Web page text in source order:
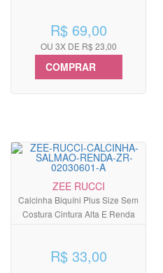
R$ 69,00
OU 3X DE R$ 23,00
COMPRAR
ZEE RUCCI
Calcinha Biquíni Plus Size Sem
Costura Cintura Alta E Renda
R$ 33,00